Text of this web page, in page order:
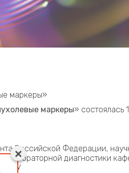
маркеры»
маркеры» состоялась
Российской Федерации,
лабораторной диагностики
МГУ